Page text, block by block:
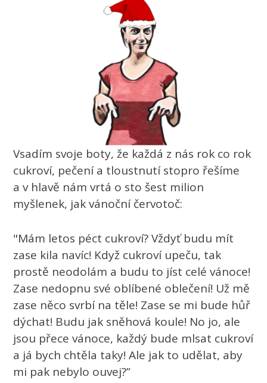
Vsadím svoje boty, že každá z nás rok co rok
cukroví, pečení a tloustnutí stopro řešíme
a v hlavě nám vrtá o sto šest milion
myšlenek, jak vánoční červotoč:
"Mám letos péct cukroví? Vždyť budu mít
zase kila navíc! Když cukroví upeču, tak
prostě neodolám a budu to jíst celé vánoce!
Zase nedopnu své oblíbené oblečení! Už mě
zase něco svrbí na těle! Zase se mi bude hůř
dýchat! Budu jak sněhová koule! No jo, ale
jsou přece vánoce, každý bude mlsat cukroví
a já bych chtěla taky! Ale jak to udělat, aby
mi pak nebylo ouvej?”